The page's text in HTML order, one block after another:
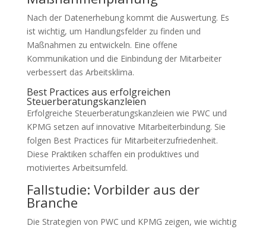
Nach der Datenerhebung kommt die Auswertung. Es
ist wichtig, um Handlungsfelder zu finden und
Maßnahmen zu entwickeln. Eine offene
Kommunikation und die Einbindung der Mitarbeiter
verbessert das Arbeitsklima.
Best Practices aus erfolgreichen
Steuerberatungskanzleien
Erfolgreiche Steuerberatungskanzleien wie PWC und
KPMG setzen auf innovative Mitarbeiterbindung. Sie
folgen Best Practices für Mitarbeiterzufriedenheit.
Diese Praktiken schaffen ein produktives und
motiviertes Arbeitsumfeld.
Fallstudie: Vorbilder aus der
Branche
Die Strategien von PWC und KPMG zeigen, wie wichtig